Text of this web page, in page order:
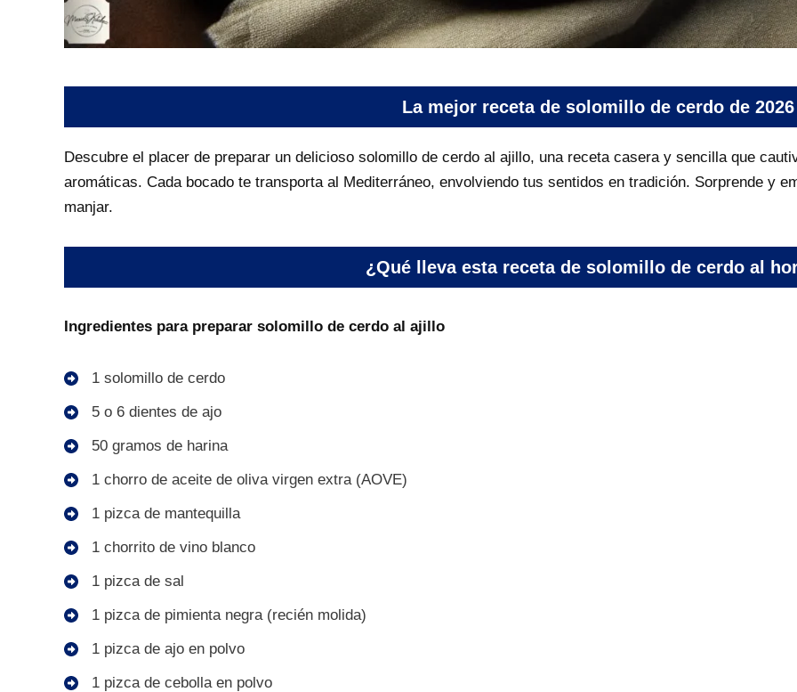
La mejor receta de solomillo de cerdo de 2026
Descubre el placer de preparar un delicioso solomillo de cerdo al ajillo, una receta casera y sencilla que
aromáticas. Cada bocado te transporta al Mediterráneo, envolviendo tus sentidos en tradición. Sorprende y
manjar.
¿Qué lleva esta receta de solomillo de cerdo al
Ingredientes para preparar solomillo de cerdo al ajillo
1 solomillo de cerdo
5 o 6 dientes de ajo
50 gramos de harina
1 chorro de aceite de oliva virgen extra (AOVE)
1 pizca de mantequilla
1 chorrito de vino blanco
1 pizca de sal
1 pizca de pimienta negra (recién molida)
1 pizca de ajo en polvo
1 pizca de cebolla en polvo